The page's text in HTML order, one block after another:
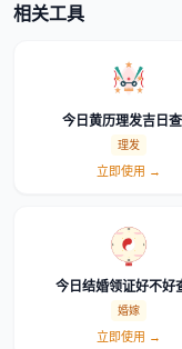
相关工具
今日黄历理发吉日
理发
立即使用 →
今日结婚领证好不好
婚嫁
立即使用 →